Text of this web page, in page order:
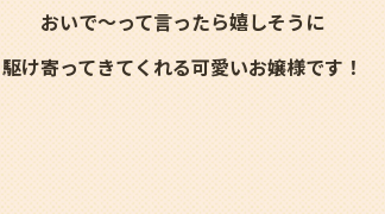
おいで～って言ったら嬉しそうに
駆け寄ってきてくれる可愛いお嬢様です！